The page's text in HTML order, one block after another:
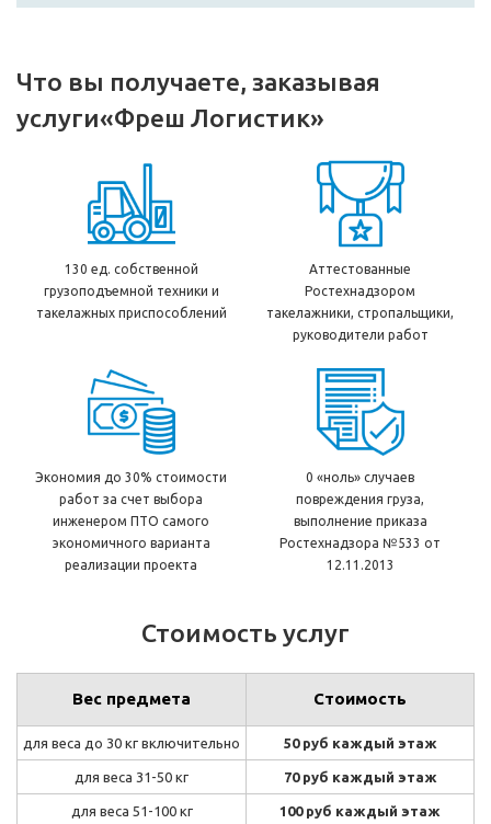
Что вы получаете, заказывая
услуги«Фреш Логистик»
130 ед. собственной
грузоподъемной техники и
такелажных приспособлений
Аттестованные
Ростехнадзором
такелажники, стропальщики,
руководители работ
Экономия до 30% стоимости
работ за счет выбора
инженером ПТО самого
экономичного варианта
реализации проекта
0 «ноль» случаев
повреждения груза,
выполнение приказа
Ростехнадзора №533 от
12.11.2013
Стоимость услуг
Вес предмета Стоимость
для веса до 30 кг включительно 50 руб каждый этаж
для веса 31-50 кг 70 руб каждый этаж
для веса 51-100 кг 100 руб каждый этаж